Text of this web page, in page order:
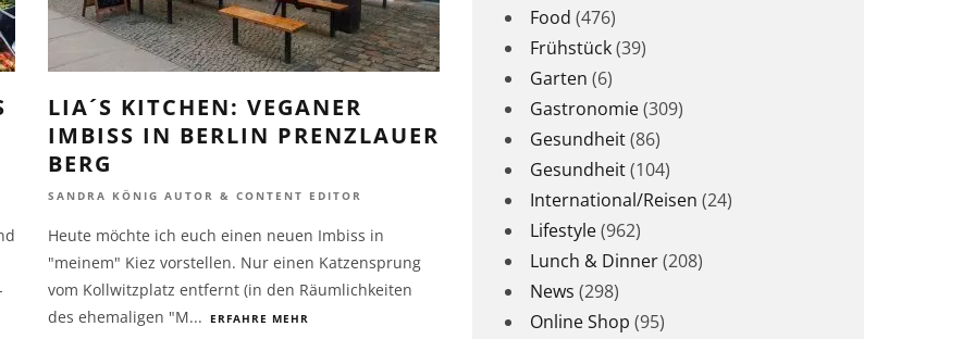
LIA´S KITCHEN: VEGANER
IMBISS IN BERLIN PRENZLAUER
BERG
SANDRA KÖNIG AUTOR & CONTENT EDITOR
Heute möchte ich euch einen neuen Imbiss in
"meinem" Kiez vorstellen. Nur einen Katzensprung
vom Kollwitzplatz entfernt (in den Räumlichkeiten
des ehemaligen "M... ERFAHRE MEHR
Food (476)
Frühstück(39)
Garten (6)
Gastronomie(309)
Gesundheit(86)
Gesundheit(104)
International/Reisen (24)
Lifestyle(962)
Lunch & Dinner(208)
News (298)
Online Shop (95)